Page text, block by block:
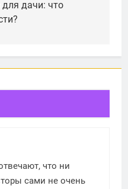
дачи: что
что ни
сами не очень